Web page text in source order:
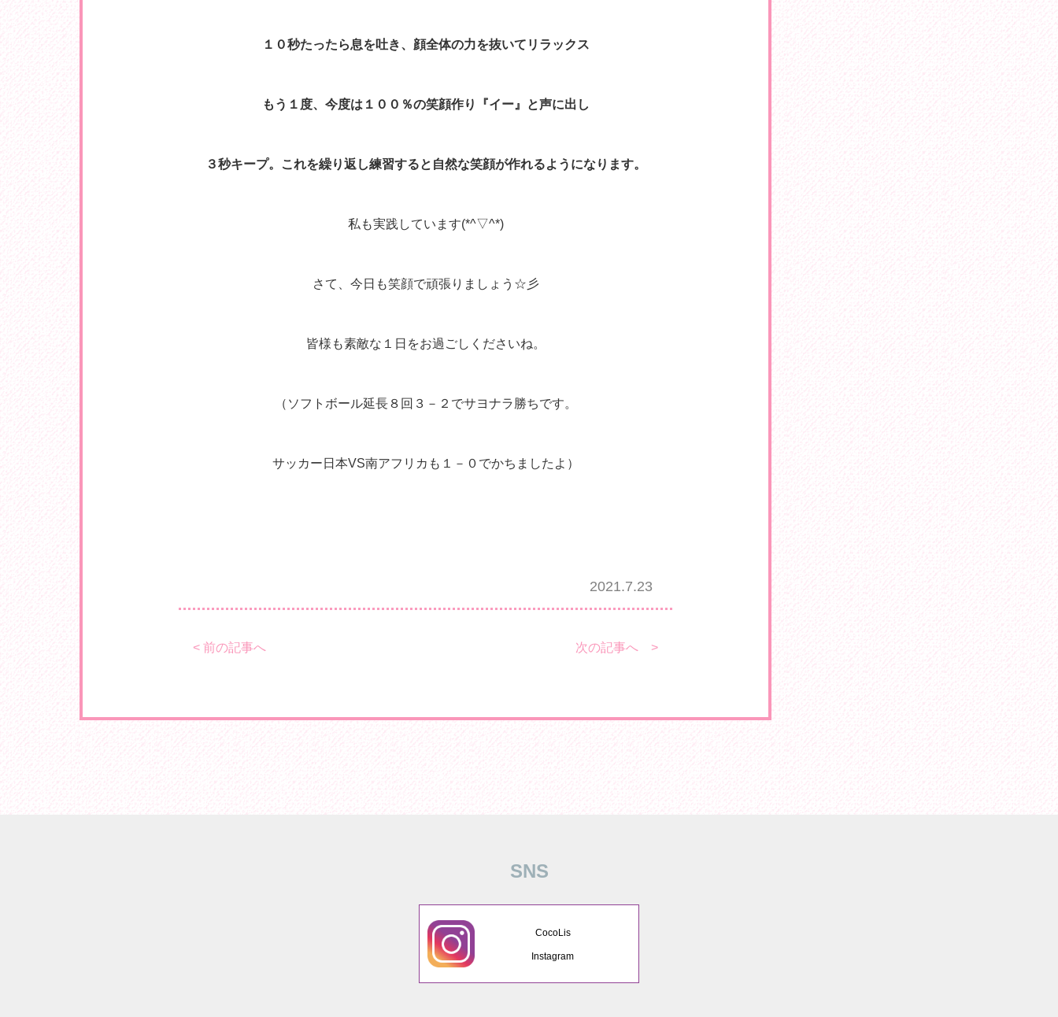
１０秒たったら息を吐き、顔全体の力を抜いてリラックス
もう１度、今度は１００％の笑顔作り『イー』と声に出し
３秒キープ。これを繰り返し練習すると自然な笑顔が作れるようになります。
私も実践しています(*^▽^*)
さて、今日も笑顔で頑張りましょう☆彡
皆様も素敵な１日をお過ごしくださいね。
（ソフトボール延長８回３－２でサヨナラ勝ちです。
サッカー日本VS南アフリカも１－０でかちましたよ）
2021.7.23
< 前の記事へ 次の記事へ >
SNS
CocoLis
Instagram